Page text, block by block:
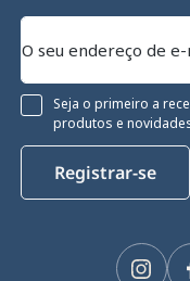
Seja o primeiro a
produtos e
Registrar-se